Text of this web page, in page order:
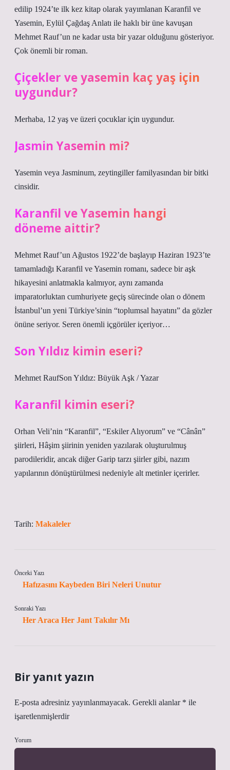
edilip 1924’te ilk kez kitap olarak yayımlanan Karanfil ve
Yasemin, Eylül Çağdaş Anlatı ile haklı bir üne kavuşan
Mehmet Rauf’un ne kadar usta bir yazar olduğunu gösteriyor.
Çok önemli bir roman.
Çiçekler ve yasemin kaç yaş için
uygundur?
Merhaba, 12 yaş ve üzeri çocuklar için uygundur.
Jasmin Yasemin mi?
Yasemin veya Jasminum, zeytingiller familyasından bir bitki
cinsidir.
Karanfil ve Yasemin hangi
döneme aittir?
Mehmet Rauf’un Ağustos 1922’de başlayıp Haziran 1923’te
tamamladığı Karanfil ve Yasemin romanı, sadece bir aşk
hikayesini anlatmakla kalmıyor, aynı zamanda
imparatorluktan cumhuriyete geçiş sürecinde olan o dönem
İstanbul’un yeni Türkiye’sinin “toplumsal hayatını” da gözler
önüne seriyor. Seren önemli içgörüler içeriyor…
Son Yıldız kimin eseri?
Mehmet RaufSon Yıldız: Büyük Aşk / Yazar
Karanfil kimin eseri?
Orhan Veli’nin “Karanfil”, “Eskiler Alıyorum” ve “Cânân”
şiirleri, Hâşim şiirinin yeniden yazılarak oluşturulmuş
parodileridir, ancak diğer Garip tarzı şiirler gibi, nazım
yapılarının dönüştürülmesi nedeniyle alt metinler içerirler.
Tarih: Makaleler
Önceki Yazı
Hafızasını Kaybeden Biri Neleri Unutur
Sonraki Yazı
Her Araca Her Jant Takılır Mı
Bir yanıt yazın
E-posta adresiniz yayınlanmayacak. Gerekli alanlar * ile
işaretlenmişlerdir
Yorum